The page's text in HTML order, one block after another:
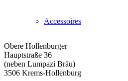
Accessoires
Weingut Forstreiter
Obere Hollenburger –
Hauptstraße 36
(neben Lumpazi Bräu)
3506 Krems-Hollenburg